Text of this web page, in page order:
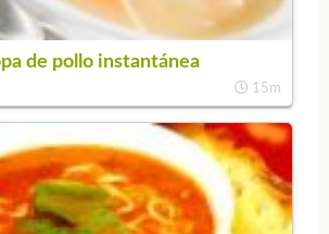
de pollo instantánea
15m